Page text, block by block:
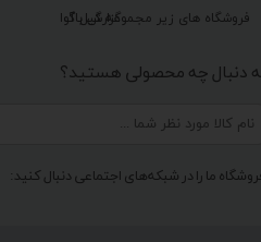
گزارش باگ
فروشگاه های زیر مجموعه گیل آوا
دنبال چه محصولی هستید؟
ما را در شبکه‌های اجتماعی دنبال کنید: